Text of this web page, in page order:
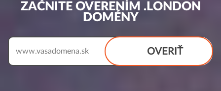
ZAČNITE OVERENÍM .LONDON
DOMÉNY
OVERIŤ
www.